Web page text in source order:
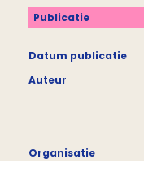
Publicatie
Datum publicatie
Auteur
Organisatie